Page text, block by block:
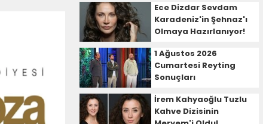
Ece Dizdar Sevdam
Karadeniz'in Şehnaz'ı
Olmaya Hazırlanıyor!
1 Ağustos 2026
Cumartesi Reyting
Sonuçları
İrem Kahyaoğlu Tuzlu
Kahve Dizisinin